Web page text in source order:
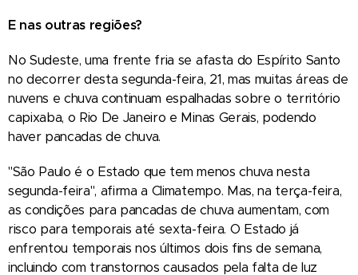
E nas outras regiões?
No Sudeste, uma frente fria se afasta do Espírito Santo
no decorrer desta segunda-feira, 21, mas muitas áreas de
nuvens e chuva continuam espalhadas sobre o território
capixaba, o Rio De Janeiro e Minas Gerais, podendo
haver pancadas de chuva.
"São Paulo é o Estado que tem menos chuva nesta
segunda-feira", afirma a Climatempo. Mas, na terça-feira,
as condições para pancadas de chuva aumentam, com
risco para temporais até sexta-feira. O Estado já
enfrentou temporais nos últimos dois fins de semana,
incluindo com transtornos causados pela falta de luz